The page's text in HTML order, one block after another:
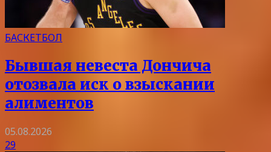
БАСКЕТБОЛ
Бывшая невеста Дончича
отозвала иск о взыскании
алиментов
05.08.2026
29